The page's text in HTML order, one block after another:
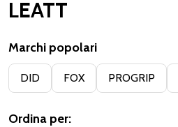
LEATT
Filter
By
Marchi popolari
DID FOX PROGRIP
Ordina per: